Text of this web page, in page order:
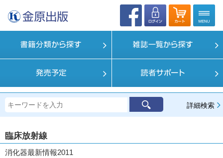
詳細検索
臨床放射線
消化器最新情報2011